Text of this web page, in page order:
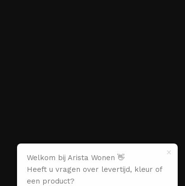
Welkom bij Arista Wonen 👋
Heeft u vragen over levertijd, kleur of
een product?